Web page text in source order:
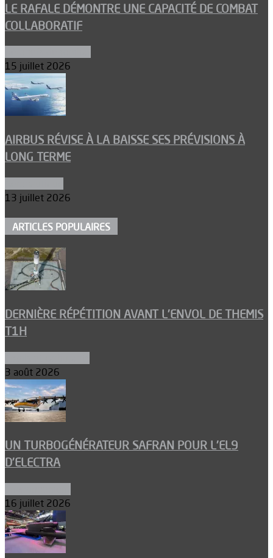
LE RAFALE DÉMONTRE UNE CAPACITÉ DE COMBAT
COLLABORATIF
15 juillet 2026
AIRBUS RÉVISE À LA BAISSE SES PRÉVISIONS À
LONG TERME
13 juillet 2026
ARTICLES POPULAIRES
DERNIÈRE RÉPÉTITION AVANT L’ENVOL DE THEMIS
T1H
3 août 2026
UN TURBOGÉNÉRATEUR SAFRAN POUR L’EL9
D’ELECTRA
16 juillet 2026